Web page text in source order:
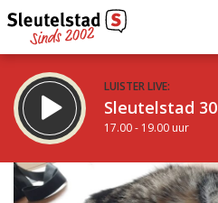
LUISTER LIVE:
Sleutelstad 30
17.00 - 19.00 uur
STRAKS:
De avond van Sleutelstad